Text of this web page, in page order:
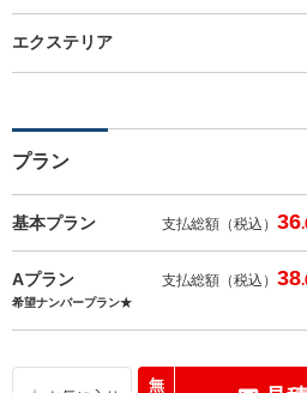
エクステリア
プラン
基本プラン 支払総額（税込）36
Aプラン 支払総額（税込）38
希望ナンバープラン★
無